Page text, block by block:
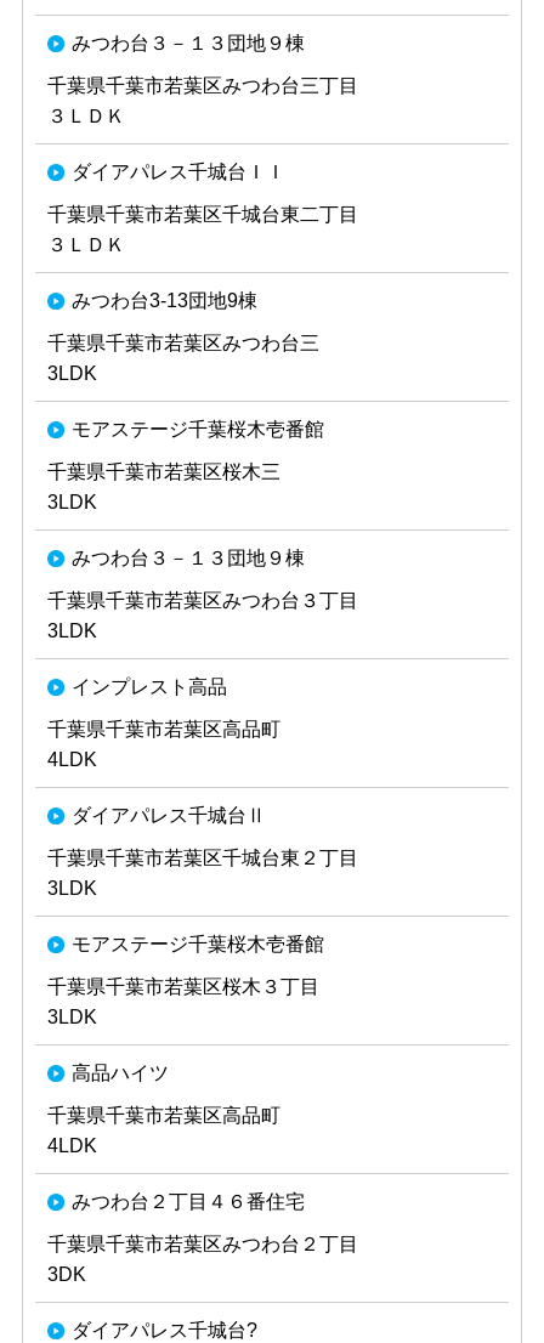
みつわ台３－１３団地９棟
千葉県千葉市若葉区みつわ台三丁目
３ＬＤＫ
ダイアパレス千城台ＩＩ
千葉県千葉市若葉区千城台東二丁目
３ＬＤＫ
みつわ台3-13団地9棟
千葉県千葉市若葉区みつわ台三
3LDK
モアステージ千葉桜木壱番館
千葉県千葉市若葉区桜木三
3LDK
みつわ台３－１３団地９棟
千葉県千葉市若葉区みつわ台３丁目
3LDK
インプレスト高品
千葉県千葉市若葉区高品町
4LDK
ダイアパレス千城台Ⅱ
千葉県千葉市若葉区千城台東２丁目
3LDK
モアステージ千葉桜木壱番館
千葉県千葉市若葉区桜木３丁目
3LDK
高品ハイツ
千葉県千葉市若葉区高品町
4LDK
みつわ台２丁目４６番住宅
千葉県千葉市若葉区みつわ台２丁目
3DK
ダイアパレス千城台?